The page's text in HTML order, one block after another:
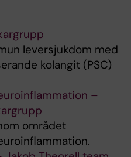
leversjukdom med
kolangit (PSC)
–
området